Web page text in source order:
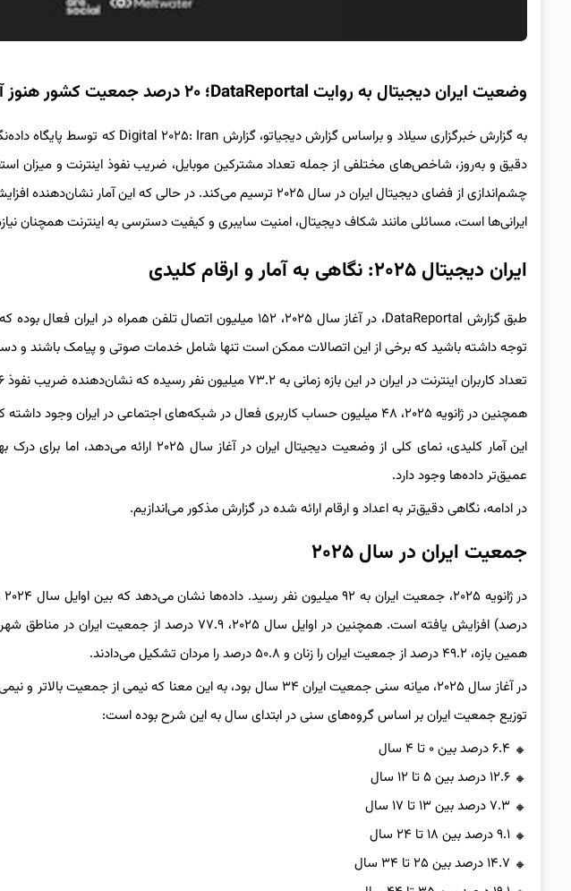
وضعیت ایران دیجیتال به روایت DataReportal؛ ۲۰ درصد جمعیت کشور هنوز آفلاین است
دقیق و به‌روز، شاخص‌های مختلفی از جمله تعداد مشترکین موبایل، ضریب نفوذ اینترنت و میزان
چشم‌اندازی از فضای دیجیتال ایران در سال ۲۰۲۵ ترسیم می‌کند. در حالی
ایرانی‌ها است، مسائلی مانند شکاف دیجیتال، امنیت سایبری و کیفیت دسترسی به اینترنت همچنان
ایران دیجیتال ۲۰۲۵: نگاهی به آمار و ارقام کلیدی
توجه داشته باشید که برخی از این اتصالات ممکن است تنها شامل خدمات صوتی و پیامک باشند و
تعداد کاربران اینترنت در ایران در این بازه زمانی به ۷۳.۲ میلیون نفر رسیده که نشان‌دهنده ضریب نفوذ ۷۹.۶ درصدی اینترنت در کشور است.
همچنین در ژانویه ۲۰۲۵، ۴۸ میلیون حساب کاربری فعال در شبکه‌های اجتماعی در ایران وجود داشته که معادل ۵۲.۲ درصد از جمعیت کل است.
این آمار کلیدی، نمای کلی از وضعیت دیجیتال ایران
عمیق‌تر داده‌ها وجود دارد.
در ادامه، نگاهی دقیق‌تر به اعداد و ارقام ارائه شده در گزارش مذکور می‌اندازیم.
جمعیت ایران در سال ۲۰۲۵
همین بازه، ۴۹.۲ درصد از جمعیت ایران را زنان و ۵۰.۸ درصد را مردان تشکیل می‌دادند.
در آغاز سال ۲۰۲۵، میانه سنی جمعیت ایران ۳۴ سال بود، به این معنا که نیمی
توزیع جمعیت ایران بر اساس گروه‌های سنی در ابتدای سال به این شرح بوده است:
۶.۴ درصد بین ۰ تا ۴ سال
۱۲.۶ درصد بین ۵ تا ۱۲ سال
۷.۳ درصد بین ۱۳ تا ۱۷ سال
۹.۱ درصد بین ۱۸ تا ۲۴ سال
۱۴.۷ درصد بین ۲۵ تا ۳۴ سال